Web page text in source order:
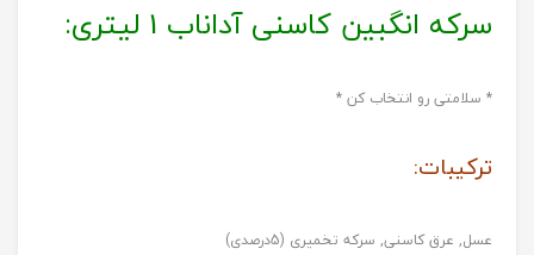
سرکه انگبین کاسنی آداناب 1 لیتری:
* سلامتی رو انتخاب کن *
ترکیبات:
عسل, عرق کاسنی, سرکه تخمیری (5درصدی)